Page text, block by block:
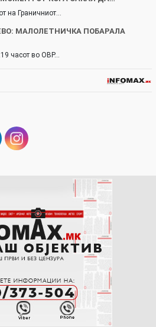
на Граничниот…
МАЛОЛЕТНИЧКА ПОБАРАЛА
часот во ОВР…